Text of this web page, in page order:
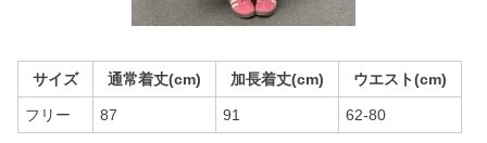
サイズ 通常着丈(cm) 加長着丈(cm) ウエスト(cm)
フリー 87 91 62-80